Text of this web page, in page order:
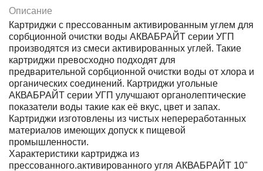
Описание
Картриджи с прессованным активированным углем для
сорбционной очистки воды АКВАБРАЙТ серии УГП
производятся из смеси активированных углей. Такие
картриджи превосходно подходят для
предварительной сорбционной очистки воды от хлора и
органических соединений. Картриджи угольные
АКВАБРАЙТ серии УГП улучшают органолептические
показатели воды такие как её вкус, цвет и запах.
Картриджи изготовлены из чистых непереработанных
материалов имеющих допуск к пищевой
промышленности.
Характеристики картриджа из
прессованного.активированного угля АКВАБРАЙТ 10"